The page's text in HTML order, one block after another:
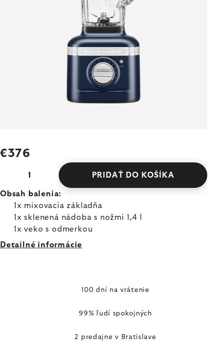
€376
PRIDAŤ DO KOŠÍKA
Obsah balenia:
1x mixovacia základňa
1x sklenená nádoba s nožmi 1,4 l
1x veko s odmerkou
Detailné informácie
100 dní na vrátenie
99% ľudí spokojných
2 predajne v Bratislave